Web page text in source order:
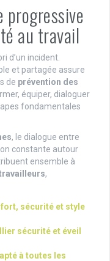
au travail
d’un incident.
et partagée assure
de prévention des
équiper, dialoguer
fondamentales
, le dialogue entre
constante autour
ensemble à
,
sécurité et style
sécurité et éveil
à toutes les